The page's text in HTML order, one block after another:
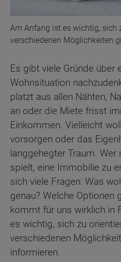
Am Anfang ist es wichtig, sich
verschiedenen Möglichkeiten
Es gibt viele Gründe über
Wohnsituation
platzt aus allen Nähten,
an oder die Miete frisst
Einkommen. Vielleicht
vorsorgen oder das
langgehegter Traum. Wer
spielt, eine Immobilie zu
sich viele Fragen: Was
genau? Welche Optionen
kommt für uns wirklich in
es wichtig, sich zu
verschiedenen
informieren.